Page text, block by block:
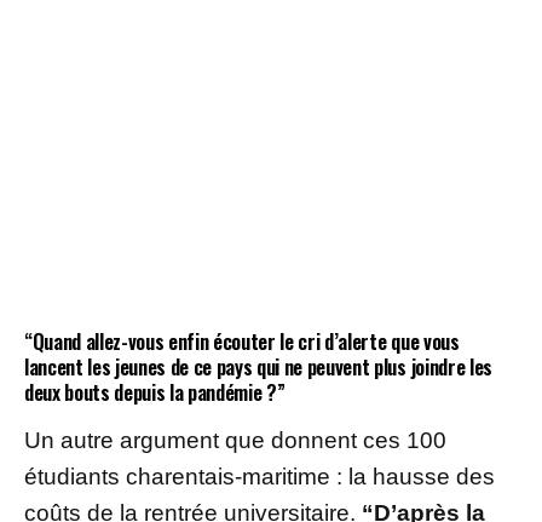
“Quand allez-vous enfin écouter le cri d’alerte que vous
lancent les jeunes de ce pays qui ne peuvent plus joindre les
deux bouts depuis la pandémie ?”
Un autre argument que donnent ces 100
étudiants charentais-maritime : la hausse des
coûts de la rentrée universitaire. “D’après la